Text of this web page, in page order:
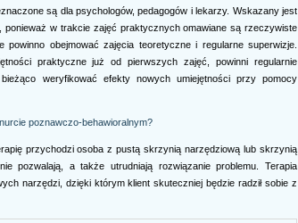
są dla psychologów, pedagogów i lekarzy. Wskazany jest
w trakcie zajęć praktycznych omawiane są rzeczywiste
powinno obejmować zajęcia teoretyczne i regularne superwizje.
praktyczne już od pierwszych zajęć, powinni regularnie
weryfikować efekty nowych umiejętności przy pomocy
poznawczo-behawioralnym?
przychodzi osoba z pustą skrzynią narzędziową lub skrzynią
pozwalają, a także utrudniają rozwiązanie problemu. Terapia
narzędzi, dzięki którym klient skuteczniej będzie radził sobie z